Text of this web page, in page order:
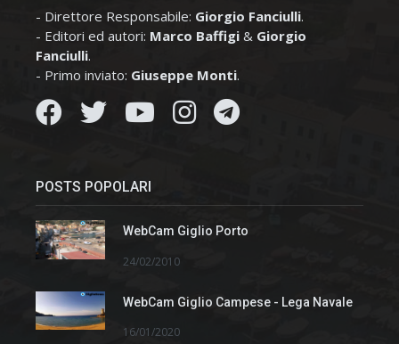
- Direttore Responsabile: Giorgio Fanciulli.
- Editori ed autori: Marco Baffigi & Giorgio
Fanciulli.
- Primo inviato: Giuseppe Monti.
POSTS POPOLARI
WebCam Giglio Porto
24/02/2010
WebCam Giglio Campese - Lega Navale
16/01/2020